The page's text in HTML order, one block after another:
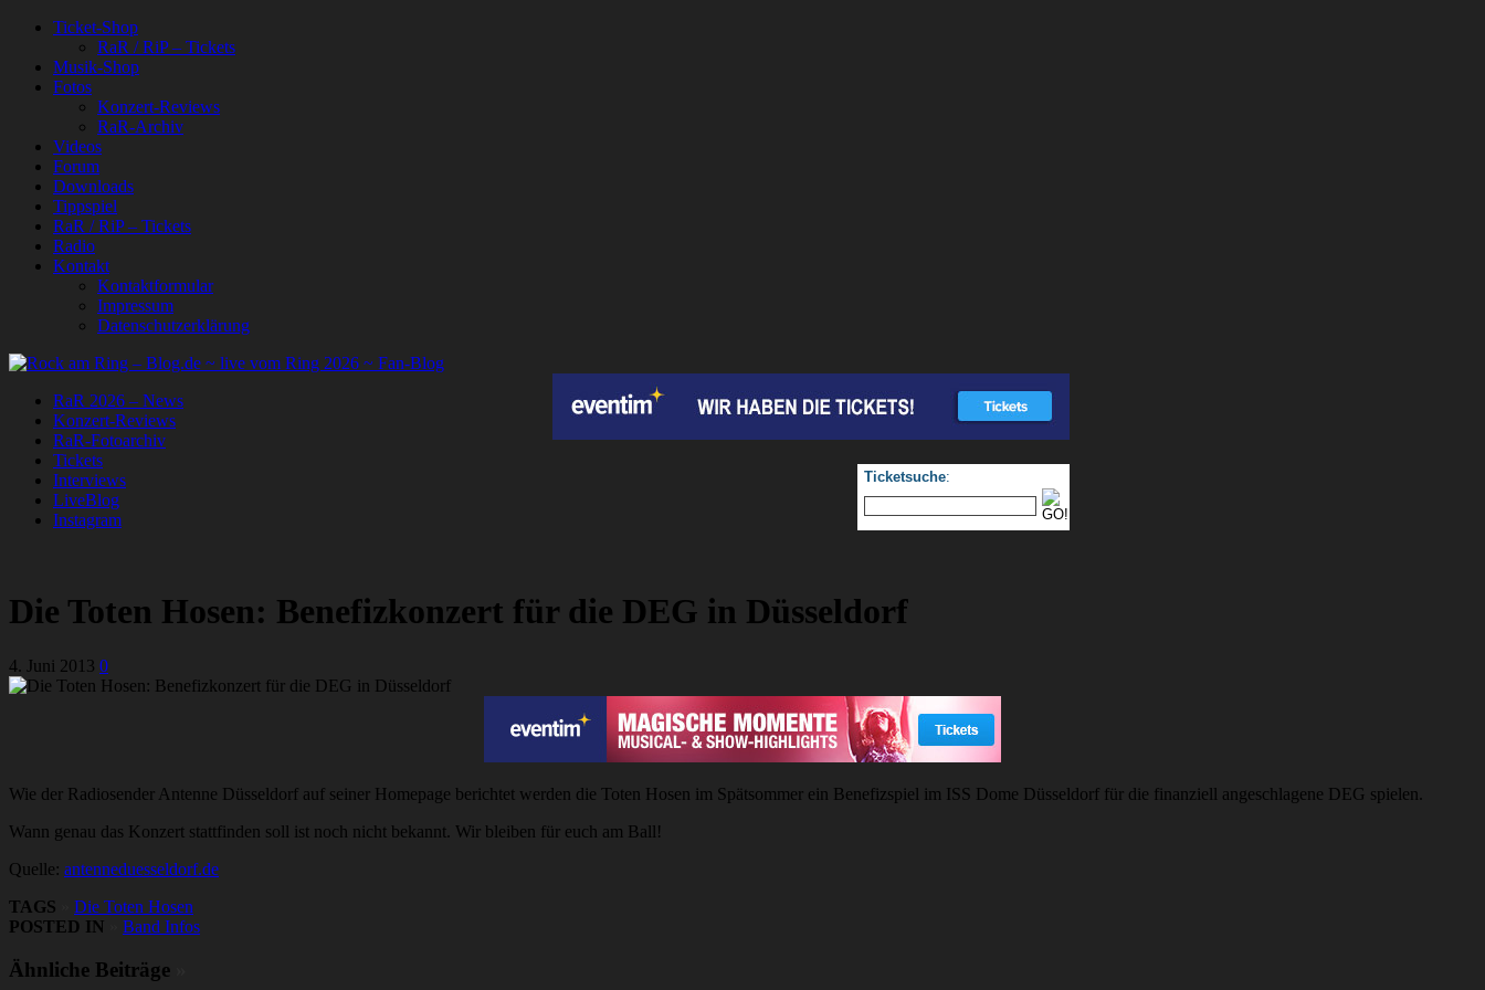
Ticket-Shop
RaR / RiP – Tickets
Musik-Shop
Fotos
Konzert-Reviews
RaR-Archiv
Videos
Forum
Downloads
Tippspiel
RaR / RiP – Tickets
Radio
Kontakt
Kontaktformular
Impressum
Datenschutzerklärung
Ticketsuche:
RaR 2026 – News
Konzert-Reviews
RaR-Fotoarchiv
Tickets
Interviews
LiveBlog
Instagram
Die Toten Hosen: Benefizkonzert für die DEG in Düsseldorf
4. Juni 2013 0
Wie der Radiosender Antenne Düsseldorf auf seiner Homepage berichtet werden die Toten Hosen im Spätsommer ein Benefizspiel im ISS Dome Düsseldorf für die finanziell angeschlagene DEG spielen.
Wann genau das Konzert stattfinden soll ist noch nicht bekannt. Wir bleiben für euch am Ball!
Quelle: antenneduesseldorf.de
TAGS
Die Toten Hosen
POSTED IN
Band Infos
Ähnliche Beiträge